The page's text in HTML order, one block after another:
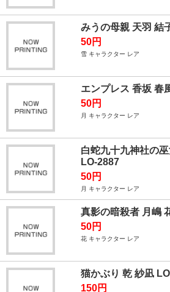
みうの母親 天羽 結
50円
雪 キャラクター レア
エンプレス 香坂 春
50円
月 キャラクター レア
白蛇九十九神社の巫
LO-2887
50円
月 キャラクター レア
真影の暗殺者 月嶋
50円
花 キャラクター レア
猫かぶり 乾 紗凪
150円